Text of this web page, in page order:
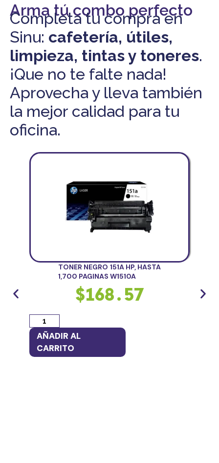
Arma tú combo perfecto
Completa tu compra en
Sinu: cafetería, útiles,
limpieza, tintas y toneres.
¡Que no te falte nada!
Aprovecha y lleva también
la mejor calidad para tu
oficina.
TONER NEGRO 151A HP, HASTA
1,700 PAGINAS W1510A
$168.57
AÑADIR AL
CARRITO